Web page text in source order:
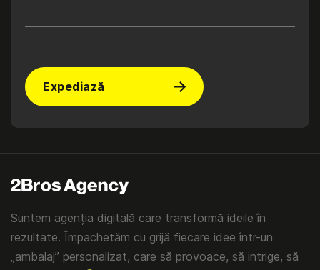
Suntem agenția digitală care transformă ideile în
rezultate. Împachetăm cu grijă fiecare idee într-un
„ambalaj” personalizat, care să provoace, să intrige, să